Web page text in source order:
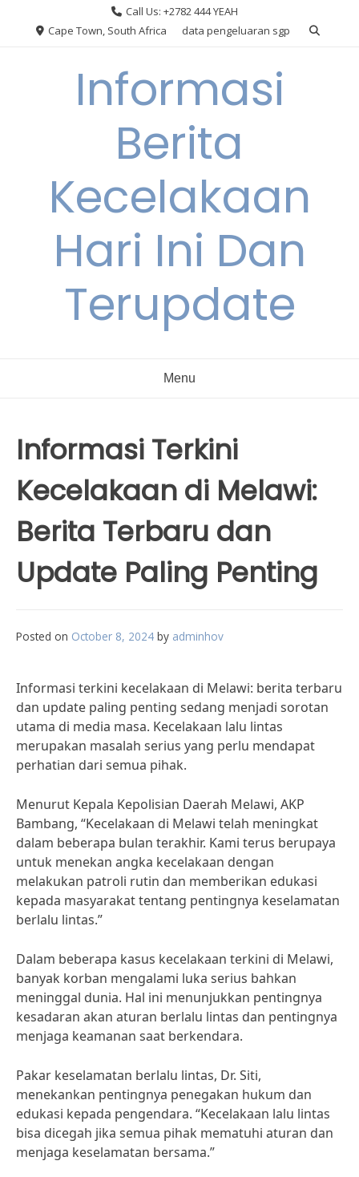
Call Us: +2782 444 YEAH
Cape Town, South Africa
data pengeluaran sgp
Informasi
Berita
Kecelakaan
Hari Ini Dan
Terupdate
Menu
Informasi Terkini
Kecelakaan di Melawi:
Berita Terbaru dan
Update Paling Penting
Posted on October 8, 2024 by adminhov
Informasi terkini kecelakaan di Melawi: berita terbaru
dan update paling penting sedang menjadi sorotan
utama di media masa. Kecelakaan lalu lintas
merupakan masalah serius yang perlu mendapat
perhatian dari semua pihak.
Menurut Kepala Kepolisian Daerah Melawi, AKP
Bambang, “Kecelakaan di Melawi telah meningkat
dalam beberapa bulan terakhir. Kami terus berupaya
untuk menekan angka kecelakaan dengan
melakukan patroli rutin dan memberikan edukasi
kepada masyarakat tentang pentingnya keselamatan
berlalu lintas.”
Dalam beberapa kasus kecelakaan terkini di Melawi,
banyak korban mengalami luka serius bahkan
meninggal dunia. Hal ini menunjukkan pentingnya
kesadaran akan aturan berlalu lintas dan pentingnya
menjaga keamanan saat berkendara.
Pakar keselamatan berlalu lintas, Dr. Siti,
menekankan pentingnya penegakan hukum dan
edukasi kepada pengendara. “Kecelakaan lalu lintas
bisa dicegah jika semua pihak mematuhi aturan dan
menjaga keselamatan bersama.”